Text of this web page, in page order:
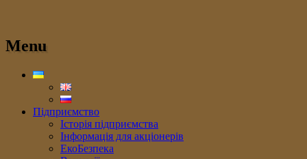
Menu
Підприємство
Історія підприємства
Інформація для акціонерів
ЕкоБезпека